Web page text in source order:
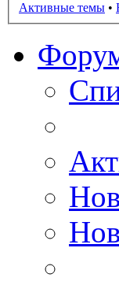
Активные темы •